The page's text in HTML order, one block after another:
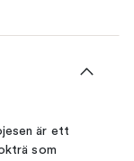
är ett
som